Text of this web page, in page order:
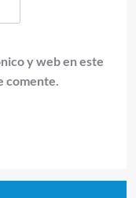
y web en este
comente.